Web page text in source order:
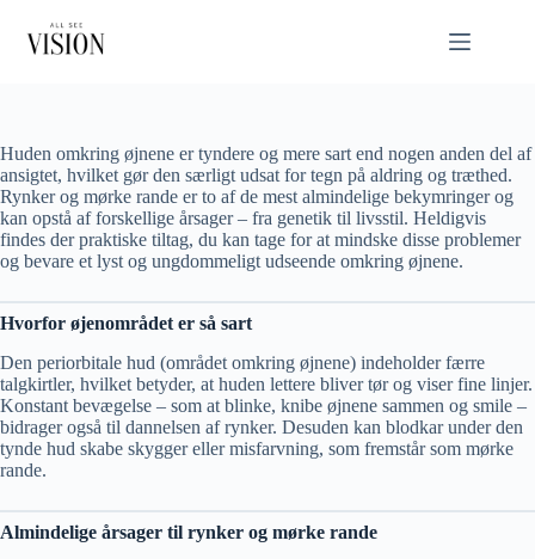
indhold
Huden omkring øjnene er tyndere og mere sart end nogen anden del af
ansigtet, hvilket gør den særligt udsat for tegn på aldring og træthed.
Rynker og mørke rande er to af de mest almindelige bekymringer og
kan opstå af forskellige årsager – fra genetik til livsstil. Heldigvis
findes der praktiske tiltag, du kan tage for at mindske disse problemer
og bevare et lyst og ungdommeligt udseende omkring øjnene.
Hvorfor øjenområdet er så sart
Den periorbitale hud (området omkring øjnene) indeholder færre
talgkirtler, hvilket betyder, at huden lettere bliver tør og viser fine linjer.
Konstant bevægelse – som at blinke, knibe øjnene sammen og smile –
bidrager også til dannelsen af rynker. Desuden kan blodkar under den
tynde hud skabe skygger eller misfarvning, som fremstår som mørke
rande.
Almindelige årsager til rynker og mørke rande